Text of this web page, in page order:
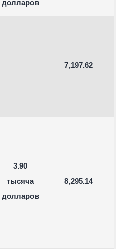
долларов
7,197.62
3.90
тысяча
долларов
8,295.14